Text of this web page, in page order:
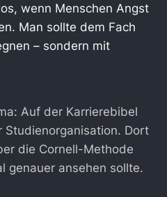
wenn Menschen Angst
Man sollte dem Fach
– sondern mit
Auf der Karrierebibel
Studienorganisation. Dort
die Cornell-Methode
genauer ansehen sollte.